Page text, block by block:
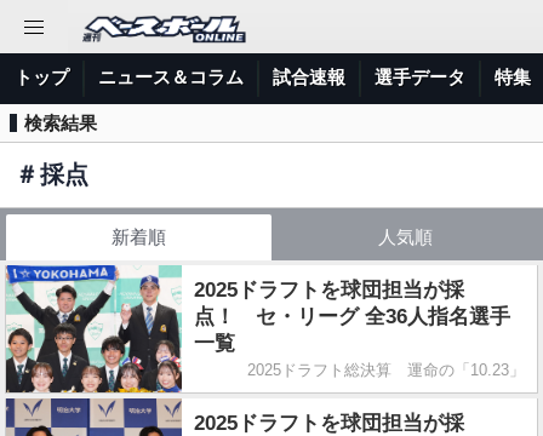
トップ ニュース＆コラム 試合速報 選手データ 特集
検索結果
＃採点
新着順 人気順
2025ドラフトを球団担当が採
点！ セ・リーグ 全36人指名選手
一覧
2025ドラフト総決算 運命の「10.23」
2025ドラフトを球団担当が採